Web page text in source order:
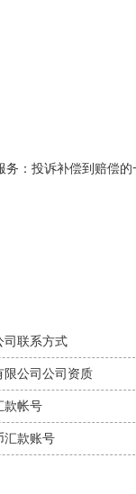
：投诉补偿到赔偿
司联系方式
限公司公司资质
款帐号
汇款账号